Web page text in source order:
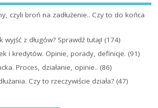
czyli broń na zadłużenie.. Czy to do końca
wyjść z długów? Sprawdź tutaj! (174)
i kredytów. Opinie, porady, definicje. (91)
Proces, działanie, opinie.. (86)
Czy to rzeczywiście działa? (47)